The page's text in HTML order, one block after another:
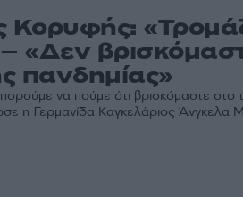
Κορυφής:
«Δεν
πανδημίας»
να πούμε ότι βρισκόμαστε στο
η Γερμανίδα Καγκελάριος Άνγκελα